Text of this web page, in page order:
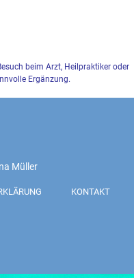
beim Arzt, Heilpraktiker oder
Ergänzung.
Müller
KONTAKT